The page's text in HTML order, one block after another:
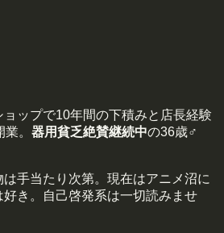
ップで10年間の下積みと店長経験
。 器用貧乏絶賛継続中の36歳♂
手当たり次第。現在はアニメ沼に
き。自己啓発系は一切読みませ